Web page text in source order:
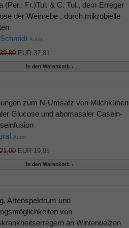
(Per.: Fr.)Tul. & C. Tul., dem Erreger
der Weinrebe , durch mikrobielle
Autor
EUR 37,81
zum N-Umsatz von Milchkühen
Glucose und abomasaler Casein-
Autor
EUR 19,95
Artenspektrum und
von
an Winterweizen